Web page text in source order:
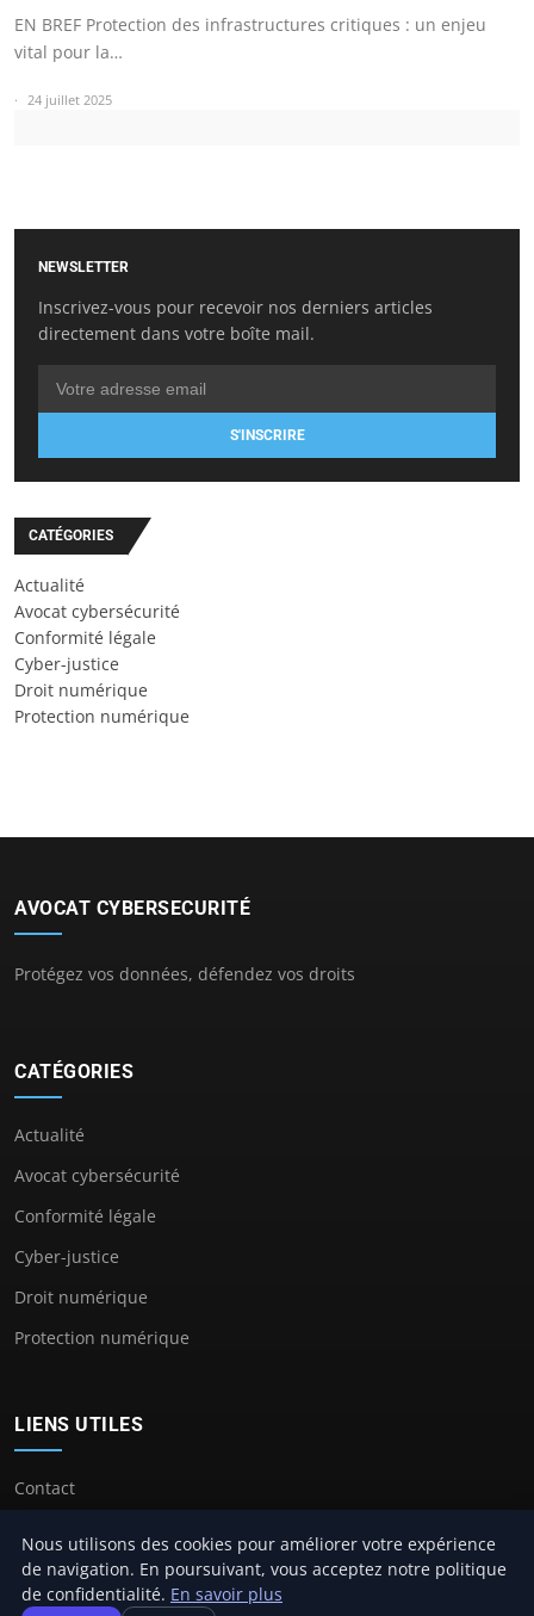
EN BREF Protection des infrastructures critiques : un enjeu
vital pour la…
24 juillet 2025
NEWSLETTER
Inscrivez-vous pour recevoir nos derniers articles
directement dans votre boîte mail.
S'INSCRIRE
CATÉGORIES
Actualité
Avocat cybersécurité
Conformité légale
Cyber-justice
Droit numérique
Protection numérique
AVOCAT CYBERSECURITÉ
Protégez vos données, défendez vos droits
CATÉGORIES
Actualité
Avocat cybersécurité
Conformité légale
Cyber-justice
Droit numérique
Protection numérique
LIENS UTILES
Contact
© 2026 Avocat Cybersecurité. Tous droits réservés.
Nous utilisons des cookies pour améliorer votre expérience
de navigation. En poursuivant, vous acceptez notre politique
de confidentialité. En savoir plus